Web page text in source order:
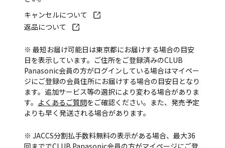
キャンセルについて
返品について
※ 最短お届け可能日は東京都にお届けする場合の目安
日を表示しています。ご住所をご登録済みのCLUB
Panasonic会員の方がログインしている場合はマイペー
ジにご登録の会員住所にお届けする場合の目安日となり
ます。追加サービス等の選択により変わる場合がありま
す。 よくあるご質問をご確認ください。また、発売予定
よりも早く発送される場合があります。
※ JACCS分割払手数料無料の表示がある場合、最大36
回まででCLUB Panasonic会員の方がマイページにご登